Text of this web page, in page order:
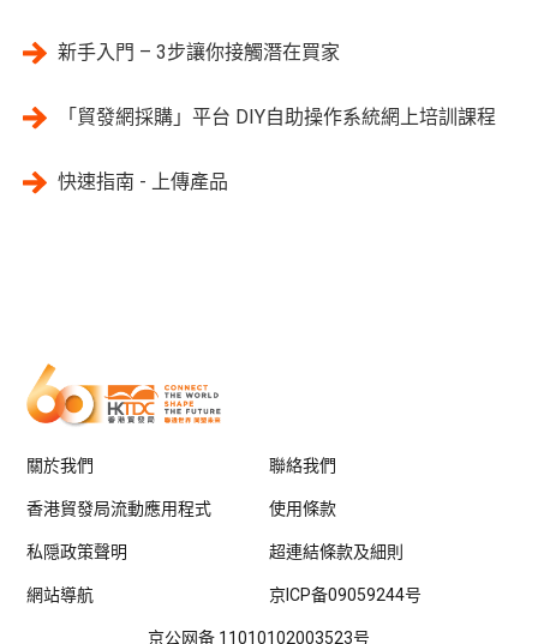
新手入門 – 3步讓你接觸潛在買家
「貿發網採購」平台 DIY自助操作系統網上培訓課程
快速指南 - 上傳產品
關於我們 聯絡我們
香港貿發局流動應用程式 使用條款
私隠政策聲明 超連結條款及細則
網站導航 京ICP备09059244号
京公网备 11010102003523号